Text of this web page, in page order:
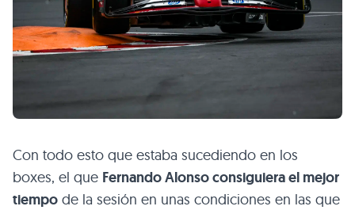
Con todo esto que estaba sucediendo en los
boxes, el que Fernando Alonso consiguiera el mejor
tiempo de la sesión en unas condiciones en las que